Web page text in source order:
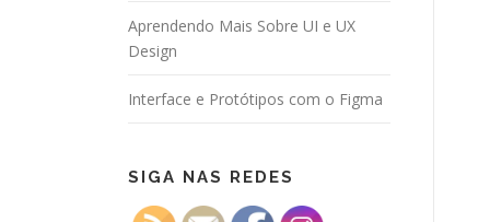
Aprendendo Mais Sobre UI e UX
Design
Interface e Protótipos com o Figma
SIGA NAS REDES